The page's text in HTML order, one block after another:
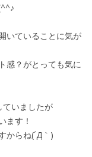
いていることに気が
感？がとっても気に
ていましたが
ます！
からね(´Д｀)